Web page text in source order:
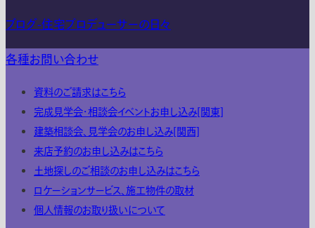
ブログ-住宅プロデューサーの日々
各種お問い合わせ
資料のご請求はこちら
完成見学会・相談会イベントお申し込み[関東]
建築相談会、見学会のお申し込み[関西]
来店予約のお申し込みはこちら
土地探しのご相談のお申し込みはこちら
ロケーションサービス、施工物件の取材
個人情報のお取り扱いについて